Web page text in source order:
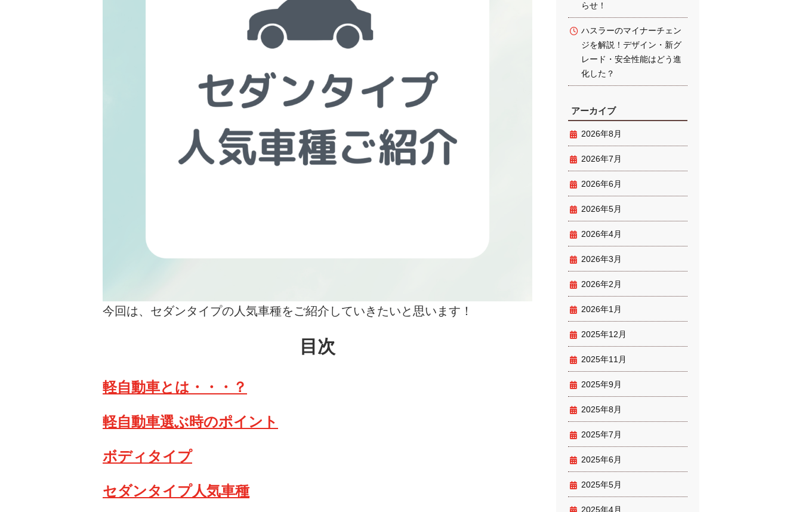
今回は、セダンタイプの人気車種をご紹介していきたいと思います！
目次
軽自動車とは・・・？
軽自動車選ぶ時のポイント
ボディタイプ
セダンタイプ人気車種
らせ！
ハスラーのマイナーチェン
ジを解説！デザイン・新グ
レード・安全性能はどう進
化した？
アーカイブ
2026年8月
2026年7月
2026年6月
2026年5月
2026年4月
2026年3月
2026年2月
2026年1月
2025年12月
2025年11月
2025年9月
2025年8月
2025年7月
2025年6月
2025年5月
2025年4月